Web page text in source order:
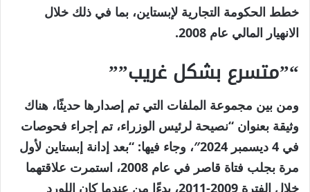
خطط الحكومة التجارية لإبستاين، بما في ذلك خلال
الانهيار المالي عام 2008.
“”متسرع بشكل غريب””
ومن بين مجموعة الملفات التي تم إصدارها حديثًا، هناك
وثيقة بعنوان “نصيحة لرئيس الوزراء، تم إجراء فحوصات
في 4 ديسمبر 2024″، وجاء فيها: “بعد إدانة إبستاين لأول
مرة بجلب فتاة قاصر في عام 2008، استمرت علاقتهما
خلال الفترة 2009-2011، بدءًا من عندما كان اللورد